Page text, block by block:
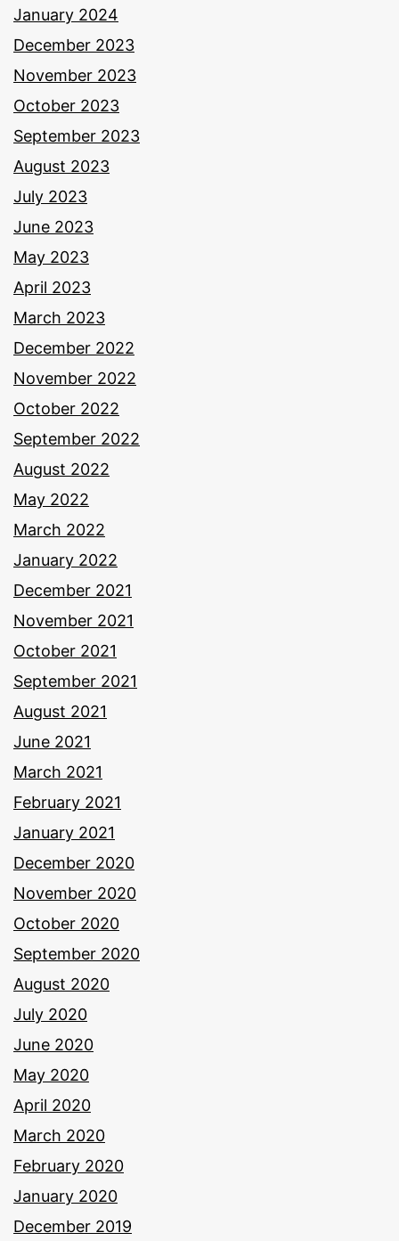
January 2024
December 2023
November 2023
October 2023
September 2023
August 2023
July 2023
June 2023
May 2023
April 2023
March 2023
December 2022
November 2022
October 2022
September 2022
August 2022
May 2022
March 2022
January 2022
December 2021
November 2021
October 2021
September 2021
August 2021
June 2021
March 2021
February 2021
January 2021
December 2020
November 2020
October 2020
September 2020
August 2020
July 2020
June 2020
May 2020
April 2020
March 2020
February 2020
January 2020
December 2019